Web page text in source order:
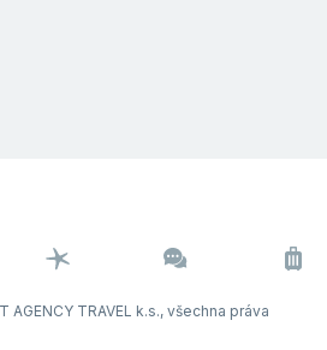
TRAVEL k.s., všechna práva